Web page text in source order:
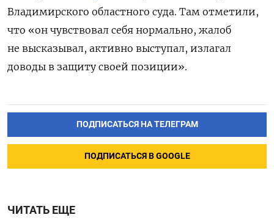
Владимирского областного суда. Там отметили,
что «он чувствовал себя нормально, жалоб
не высказывал, активно выступал, излагал
доводы в защиту своей позиции».
ПОДПИСАТЬСЯ НА ТЕЛЕГРАМ
ПОДПИСАТЬСЯ В GOOGLE
ЧИТАТЬ ЕЩЕ